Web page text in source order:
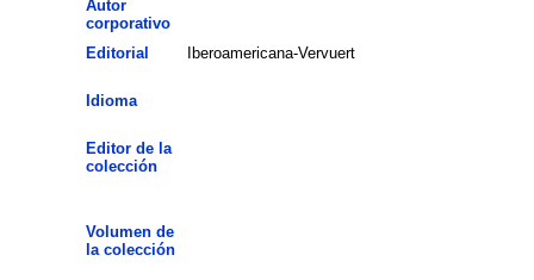
Autor
corporativo
Editorial
Iberoamericana-Vervuert
Idioma
Editor de la
colección
Volumen de
la colección